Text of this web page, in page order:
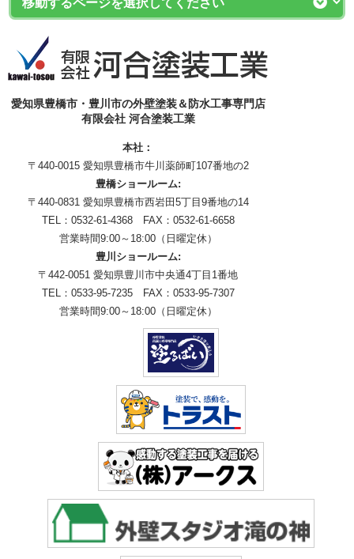
愛知県豊橋市・豊川市の外壁塗装＆防水工事専門店
有限会社 河合塗装工業
本社：
〒440-0015 愛知県豊橋市牛川薬師町107番地の2
豊橋ショールーム:
〒440-0831 愛知県豊橋市西岩田5丁目9番地の14
TEL：0532-61-4368 FAX：0532-61-6658
営業時間9:00～18:00（日曜定休）
豊川ショールーム:
〒442-0051 愛知県豊川市中央通4丁目1番地
TEL：0533-95-7235 FAX：0533-95-7307
営業時間9:00～18:00（日曜定休）